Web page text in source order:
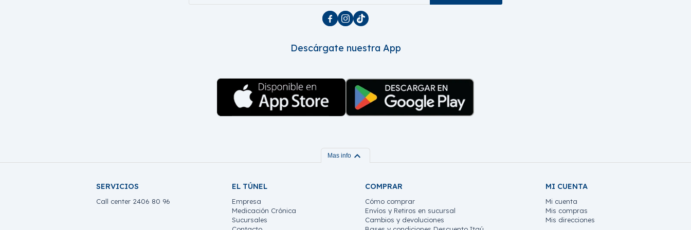
  
Descárgate nuestra App
Mas info expand_more
SERVICIOS
Call center 2406 80 96
EL TÚNEL
Empresa
Medicación Crónica
Sucursales
COMPRAR
Cómo comprar
Envíos y Retiros en sucursal
Cambios y devoluciones
MI CUENTA
Mi cuenta
Mis compras
Mis direcciones